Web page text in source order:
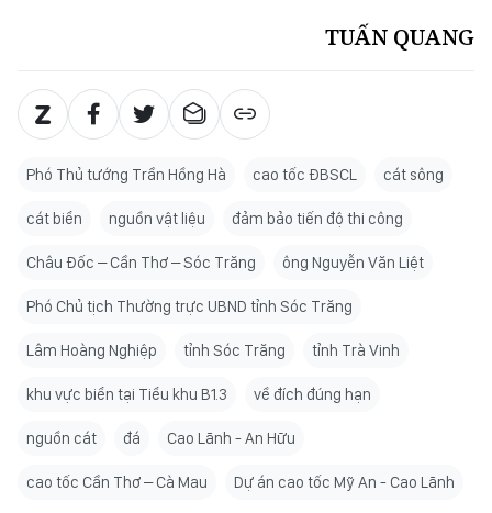
TUẤN QUANG
Phó Thủ tướng Trần Hồng Hà cao tốc ĐBSCL cát sông
cát biển nguồn vật liệu đảm bảo tiến độ thi công
Châu Đốc – Cần Thơ – Sóc Trăng ông Nguyễn Văn Liệt
Phó Chủ tịch Thường trực UBND tỉnh Sóc Trăng
Lâm Hoàng Nghiệp tỉnh Sóc Trăng tỉnh Trà Vinh
khu vực biển tại Tiểu khu B1.3 về đích đúng hạn
nguồn cát đá Cao Lãnh - An Hữu
cao tốc Cần Thơ – Cà Mau Dự án cao tốc Mỹ An - Cao Lãnh